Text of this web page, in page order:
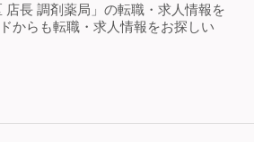
長 調剤薬局」の転職・求人情報を
からも転職・求人情報をお探しい